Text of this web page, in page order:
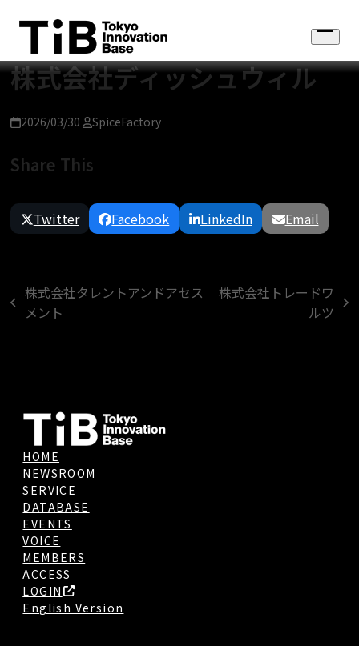
content
Open
menu
株式会社ディッシュウィル
2026/03/30 SpiceFactory
Share This
Twitter Facebook LinkedIn Email
previous
株式会社タレントアンドアセス
メント
株式会社トレードワ
ルツ
HOME
NEWSROOM
SERVICE
DATABASE
EVENTS
VOICE
MEMBERS
ACCESS
LOGIN
English Version